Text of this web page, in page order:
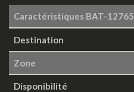
Caractéristiques BAT-12765
Destination
Zone
Disponibilité